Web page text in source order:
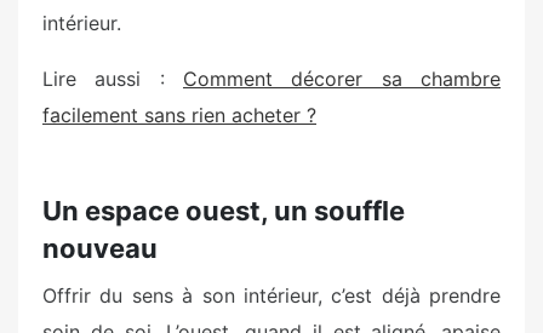
intérieur.
Lire aussi : Comment décorer sa chambre
facilement sans rien acheter ?
Un espace ouest, un souffle
nouveau
Offrir du sens à son intérieur, c’est déjà prendre